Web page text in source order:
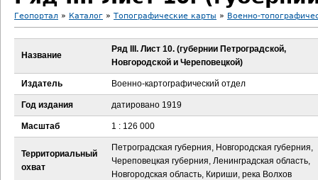
В
з
д
е
Геопортал » Каталог » Топографические карты » Военно-
Название
Ряд III. Лист 10. (губернии Петроградской,
Новгородской и Череповецкой)
Издатель Военно-картографический отдел
Год издания датировано 1919
Масштаб 1 : 126 000
Территориальный
охват
Петроградская губерния, Новгородская губерния,
Череповецкая губерния, Ленинградская область,
Новгородская область, Кириши, река Волхов